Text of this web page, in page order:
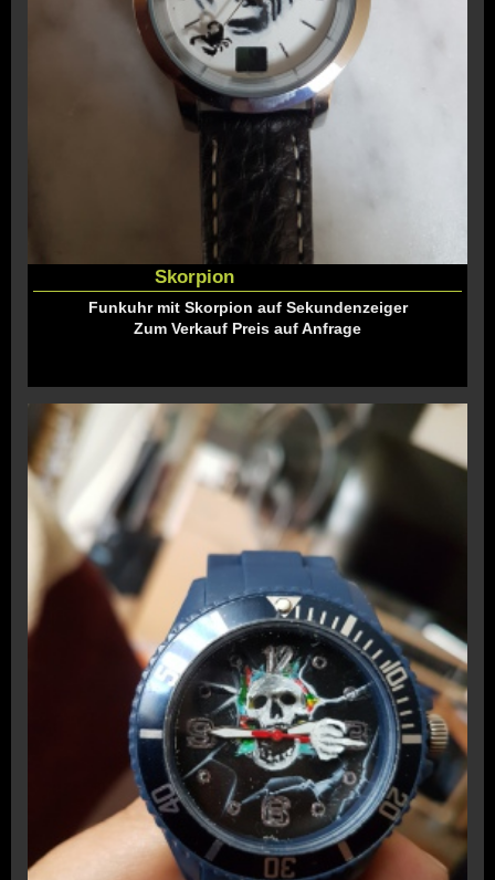
Skorpion
Funkuhr mit Skorpion auf Sekundenzeiger
Zum Verkauf Preis auf Anfrage